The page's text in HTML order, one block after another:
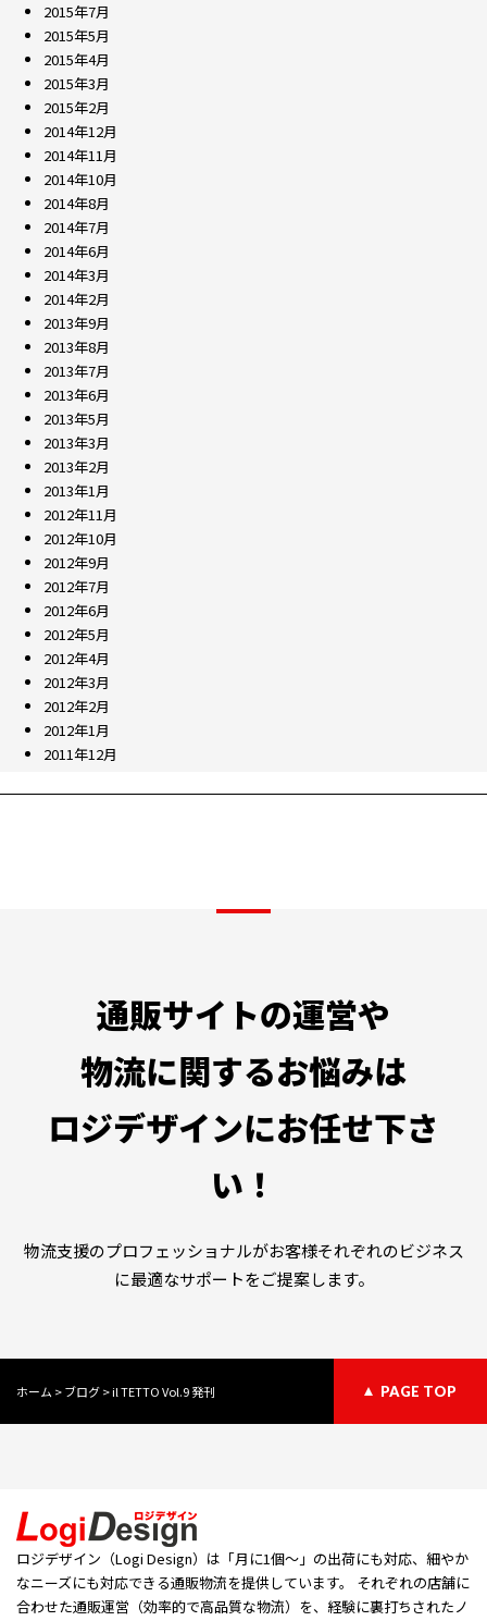
2015年7月
2015年5月
2015年4月
2015年3月
2015年2月
2014年12月
2014年11月
2014年10月
2014年8月
2014年7月
2014年6月
2014年3月
2014年2月
2013年9月
2013年8月
2013年7月
2013年6月
2013年5月
2013年3月
2013年2月
2013年1月
2012年11月
2012年10月
2012年9月
2012年7月
2012年6月
2012年5月
2012年4月
2012年3月
2012年2月
2012年1月
2011年12月
通販サイトの運営や
物流に関するお悩みは
ロジデザインにお任せ下さ
い！
物流支援のプロフェッショナルがお客様それぞれのビジネス
に最適なサポートをご提案します。
ホーム >ブログ>il TETTO Vol.9 発刊 PAGE TOP
ロジデザイン（Logi Design）は「⽉に1個〜」の出荷にも対応、細やか
なニーズにも対応できる通販物流を提供しています。 それぞれの店舗に
合わせた通販運営（効率的で高品質な物流）を、経験に裏打ちされたノ